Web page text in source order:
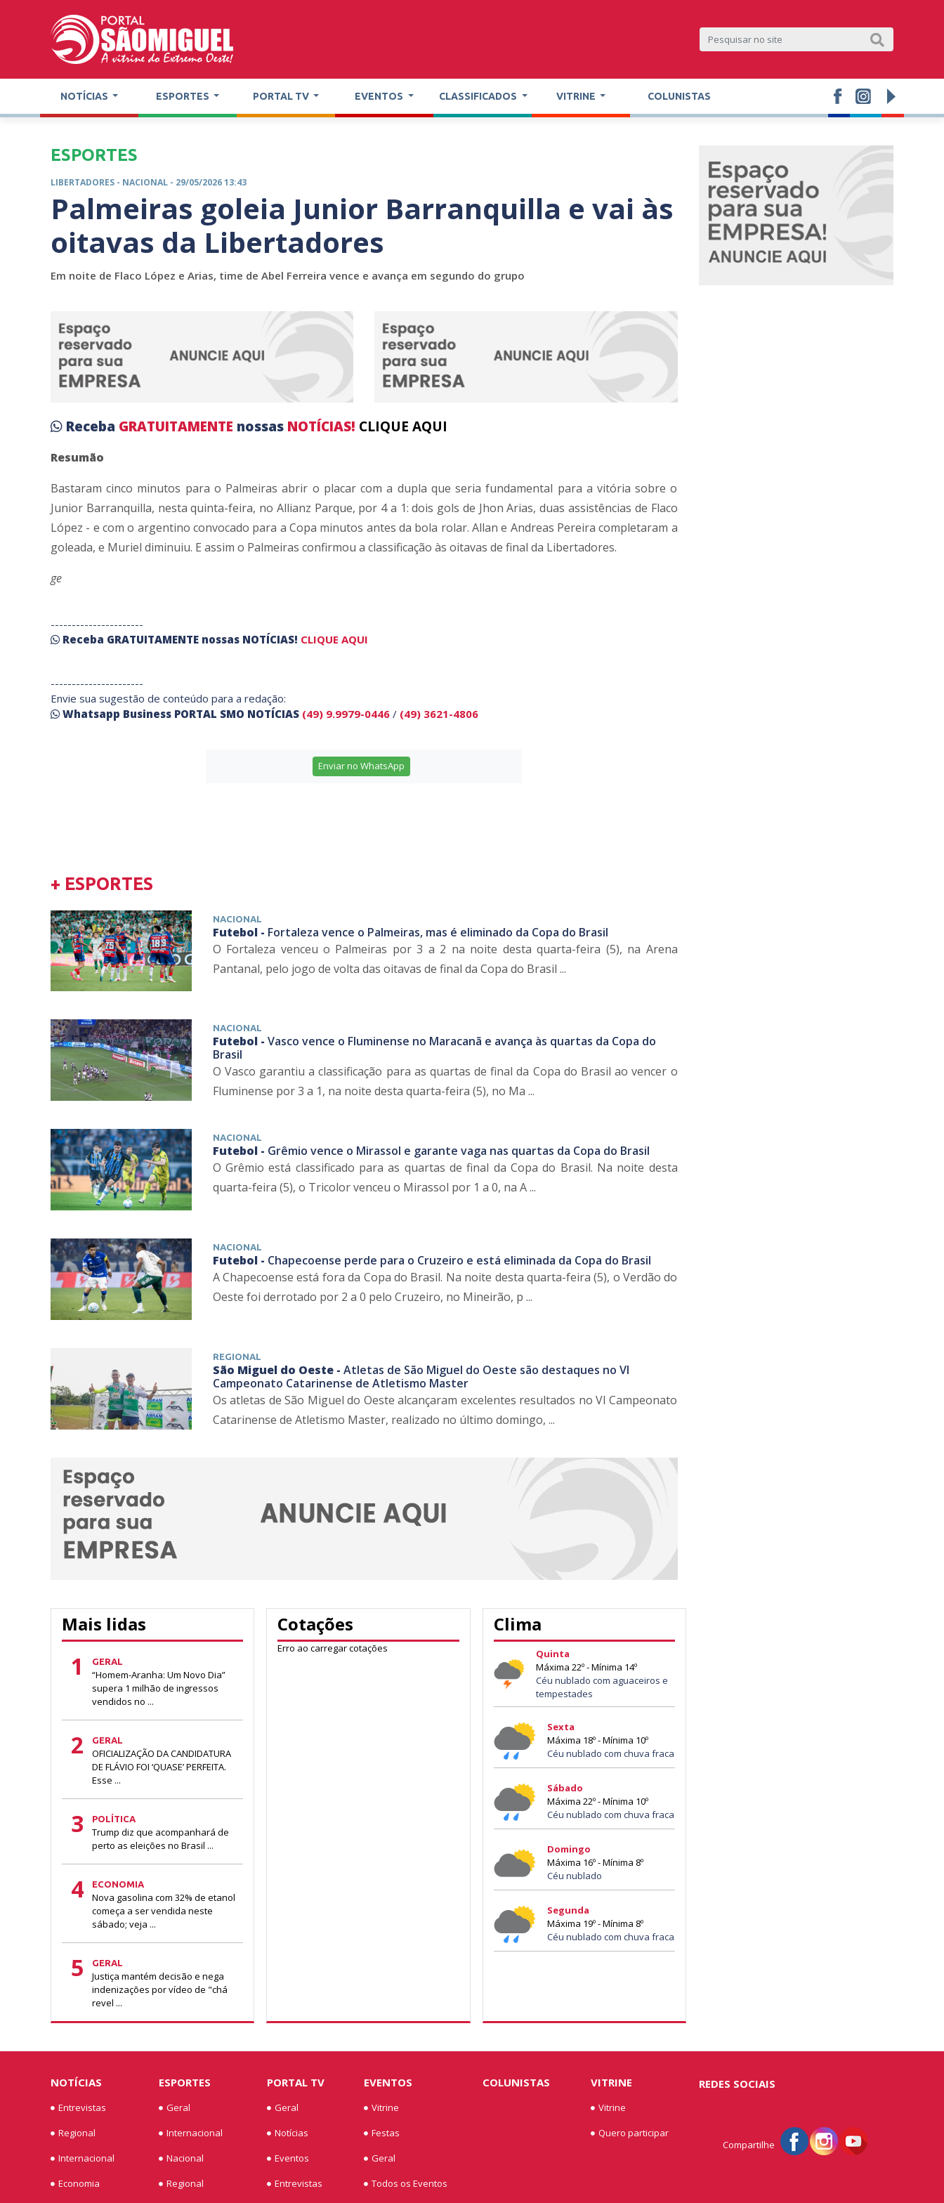
NOTÍCIAS ESPORTES PORTAL TV EVENTOS CLASSIFICADOS VITRINE COLUNISTAS
ESPORTES
LIBERTADORES - NACIONAL - 29/05/2026 13:43
Palmeiras goleia Junior Barranquilla e vai às
oitavas da Libertadores
Em noite de Flaco López e Arias, time de Abel Ferreira vence e avança em segundo do grupo
Receba GRATUITAMENTE nossas NOTÍCIAS! CLIQUE AQUI
Resumão
Bastaram cinco minutos para o Palmeiras abrir o placar com a dupla que seria fundamental para a vitória sobre o
Junior Barranquilla, nesta quinta-feira, no Allianz Parque, por 4 a 1: dois gols de Jhon Arias, duas assistências de Flaco
López - e com o argentino convocado para a Copa minutos antes da bola rolar. Allan e Andreas Pereira completaram a
goleada, e Muriel diminuiu. E assim o Palmeiras confirmou a classificação às oitavas de final da Libertadores.
ge
----------------------
Receba GRATUITAMENTE nossas NOTÍCIAS! CLIQUE AQUI
----------------------
Envie sua sugestão de conteúdo para a redação:
Whatsapp Business PORTAL SMO NOTÍCIAS (49) 9.9979-0446 / (49) 3621-4806
Enviar no WhatsApp
+ ESPORTES
NACIONAL
Futebol - Fortaleza vence o Palmeiras, mas é eliminado da Copa do Brasil
O Fortaleza venceu o Palmeiras por 3 a 2 na noite desta quarta-feira (5), na Arena
Pantanal, pelo jogo de volta das oitavas de final da Copa do Brasil ...
NACIONAL
Futebol - Vasco vence o Fluminense no Maracanã e avança às quartas da Copa do
Brasil
O Vasco garantiu a classificação para as quartas de final da Copa do Brasil ao vencer o
Fluminense por 3 a 1, na noite desta quarta-feira (5), no Ma ...
NACIONAL
Futebol - Grêmio vence o Mirassol e garante vaga nas quartas da Copa do Brasil
O Grêmio está classificado para as quartas de final da Copa do Brasil. Na noite desta
quarta-feira (5), o Tricolor venceu o Mirassol por 1 a 0, na A ...
NACIONAL
Futebol - Chapecoense perde para o Cruzeiro e está eliminada da Copa do Brasil
A Chapecoense está fora da Copa do Brasil. Na noite desta quarta-feira (5), o Verdão do
Oeste foi derrotado por 2 a 0 pelo Cruzeiro, no Mineirão, p ...
REGIONAL
São Miguel do Oeste - Atletas de São Miguel do Oeste são destaques no VI
Campeonato Catarinense de Atletismo Master
Os atletas de São Miguel do Oeste alcançaram excelentes resultados no VI Campeonato
Catarinense de Atletismo Master, realizado no último domingo, ...
Mais lidas
1 GERAL
“Homem-Aranha: Um Novo Dia”
supera 1 milhão de ingressos
vendidos no ...
2 GERAL
OFICIALIZAÇÃO DA CANDIDATURA
DE FLÁVIO FOI ‘QUASE’ PERFEITA.
Esse ...
3 POLÍTICA
Trump diz que acompanhará de
perto as eleições no Brasil ...
4 ECONOMIA
Nova gasolina com 32% de etanol
começa a ser vendida neste
sábado; veja ...
5 GERAL
Justiça mantém decisão e nega
indenizações por vídeo de "chá
revel ...
Cotações
Erro ao carregar cotações
Clima
Quinta
Máxima 22º - Mínima 14º
Céu nublado com aguaceiros e
tempestades
Sexta
Máxima 18º - Mínima 10º
Céu nublado com chuva fraca
Sábado
Máxima 22º - Mínima 10º
Céu nublado com chuva fraca
Domingo
Máxima 16º - Mínima 8º
Céu nublado
Segunda
Máxima 19º - Mínima 8º
Céu nublado com chuva fraca
NOTÍCIAS
Entrevistas
Regional
Internacional
Economia
ESPORTES
Geral
Internacional
Nacional
Regional
PORTAL TV
Geral
Notícias
Eventos
Entrevistas
EVENTOS
Vitrine
Festas
Geral
Todos os Eventos
COLUNISTAS VITRINE
Vitrine
Quero participar
REDES SOCIAIS
Compartilhe